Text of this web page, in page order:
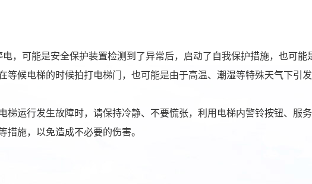
，可能是安全保护装置检测到了异常后，启动了自我保护措施，也可能
等候电梯的时候拍打电梯门，也可能是由于高温、潮湿等特殊天气下引发
梯运行发生故障时，请保持冷静、不要慌张，利用电梯内警铃按钮、服
措施，以免造成不必要的伤害。